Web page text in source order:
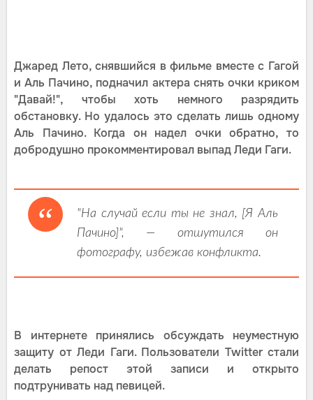
Джаред Лето, снявшийся в фильме вместе с Гагой
и Аль Пачино, подначил актера снять очки криком
"Давай!", чтобы хоть немного разрядить
обстановку. Но удалось это сделать лишь одному
Аль Пачино. Когда он надел очки обратно, то
добродушно прокомментировал выпад Леди Гаги.
"На случай если ты не знал, [Я Аль
Пачино]", — отшутился он
фотографу, избежав конфликта.
В интернете принялись обсуждать неуместную
защиту от Леди Гаги. Пользователи Twitter стали
делать репост этой записи и открыто
подтрунивать над певицей.